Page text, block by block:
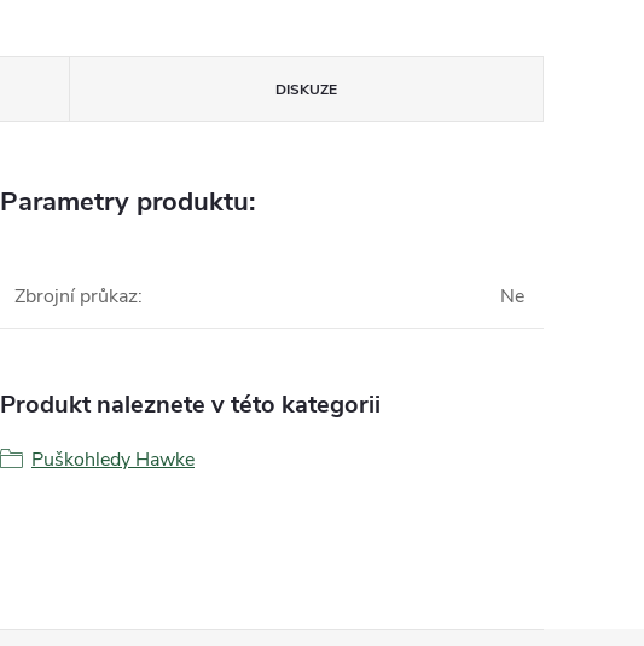
DISKUZE
Parametry produktu:
Zbrojní průkaz: Ne
Produkt naleznete v této kategorii
Puškohledy Hawke